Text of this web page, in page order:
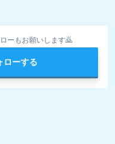
ーもお願いします🙇
ーする